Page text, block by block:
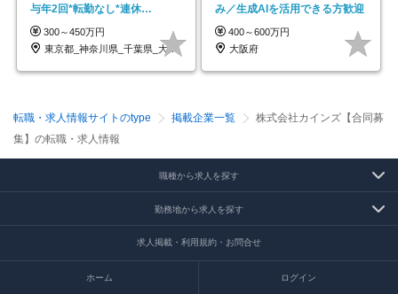
与年2回*転勤なし*連休
OK/ZE010232
300～450万円
東京都_神奈川県_千葉県_大阪府_愛知県…
み／生成AIを活用できる方歓迎
400～600万円
大阪府
転職・求人情報サイトのtype 掲載企業一覧
株式会社カインズ【合同募
集】の転職・求人情報
職種から求人を探す
勤務地から求人を探す
求人掲載・利用規約・お問合せ
ホーム ログイン